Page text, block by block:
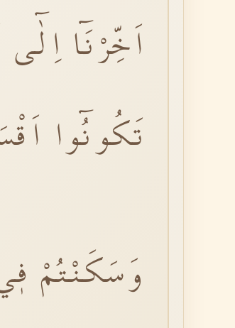
اَخِّرْنَٓا
تَكُونُٓوا
وَسَكَنْتُمْ